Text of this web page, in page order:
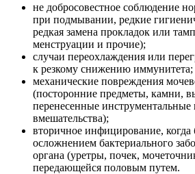
не добросовестное соблюдение
при подмывании, редкие
редкая замена прокладок или
менструации и прочие);
случаи переохлаждения или
к резкому снижению иммунитета;
механические повреждения
(посторонние предметы, камни,
перенесенные инструментальные
вмешательства);
вторичное инфицирование, когда
осложнением бактериального
органа (уретры, почек,
передающейся половым путем.